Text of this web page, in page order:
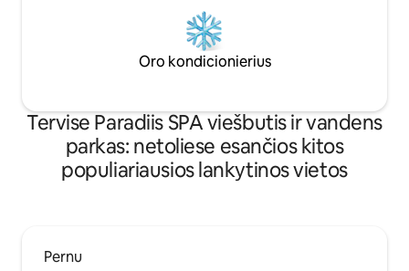
Oro kondicionierius
Tervise Paradiis SPA viešbutis ir vandens
parkas: netoliese esančios kitos
populiariausios lankytinos vietos
Pernu